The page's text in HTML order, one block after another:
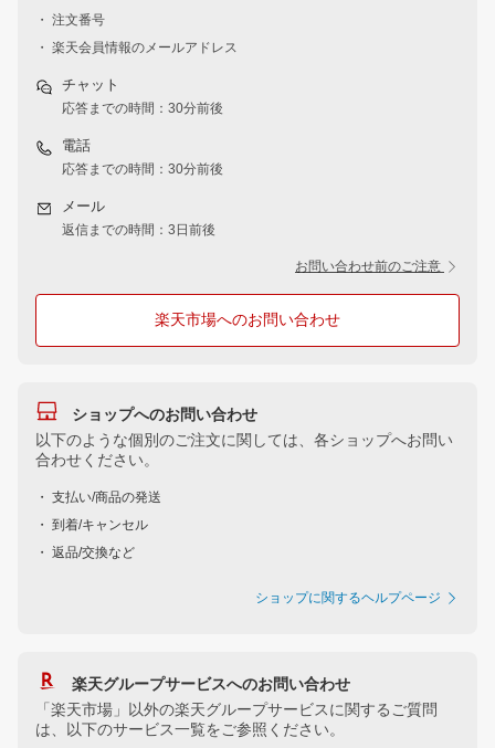
・ 注文番号
・ 楽天会員情報のメールアドレス
チャット
応答までの時間：30分前後
電話
応答までの時間：30分前後
メール
返信までの時間：3日前後
お問い合わせ前のご注意
楽天市場へのお問い合わせ
ショップへのお問い合わせ
以下のような個別のご注文に関しては、各ショップへお問い
合わせください。
・ 支払い/商品の発送
・ 到着/キャンセル
・ 返品/交換など
ショップに関するヘルプページ
楽天グループサービスへのお問い合わせ
「楽天市場」以外の楽天グループサービスに関するご質問
は、以下のサービス一覧をご参照ください。